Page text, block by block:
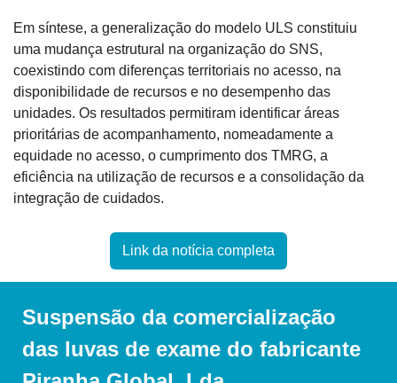
Em síntese, a generalização do modelo ULS constituiu
uma mudança estrutural na organização do SNS,
coexistindo com diferenças territoriais no acesso, na
disponibilidade de recursos e no desempenho das
unidades. Os resultados permitiram identificar áreas
prioritárias de acompanhamento, nomeadamente a
equidade no acesso, o cumprimento dos TMRG, a
eficiência na utilização de recursos e a consolidação da
integração de cuidados.
Link da notícia completa
Suspensão da comercialização
das luvas de exame do fabricante